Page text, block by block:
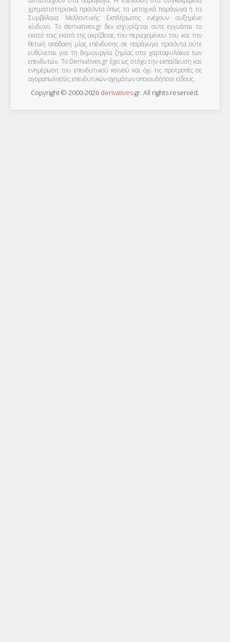
χρηματιστηριακά προϊόντα όπως τα μετοχικά παράγωγα ή τα
Συμβόλαια Μελλοντικής Εκπλήρωσης ενέχουν αυξημένο
κίνδυνο. Το derivatives.gr δεν ισχυρίζεται ούτε εγγυάται το
εκατό τοις εκατό της ακρίβειας του περιεχομένου του και την
θετική απόδοση μίας επένδυσης σε παράγωγα προϊόντα ούτε
ευθύνεται για τη δημιουργία ζημίας στα χαρτοφυλάκια των
επενδυτών. To Derivatives.gr έχει ως στόχο την εκπαίδευση και
ενημέρωση του επενδυτικού κοινού και όχι τις προτροπές σε
αγοραπωλησίες επενδυτικών οχημάτων οποιουδήποτε είδους.
Copyright © 2000-2026 derivatives.gr. All rights reserved.